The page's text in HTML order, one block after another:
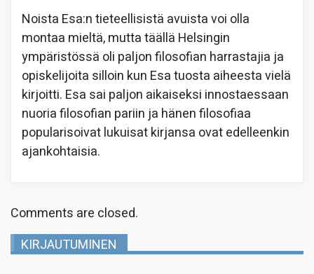
Noista Esa:n tieteellisistä avuista voi olla
montaa mieltä, mutta täällä Helsingin
ympäristössä oli paljon filosofian harrastajia ja
opiskelijoita silloin kun Esa tuosta aiheesta vielä
kirjoitti. Esa sai paljon aikaiseksi innostaessaan
nuoria filosofian pariin ja hänen filosofiaa
popularisoivat lukuisat kirjansa ovat edelleenkin
ajankohtaisia.
Comments are closed.
KIRJAUTUMINEN